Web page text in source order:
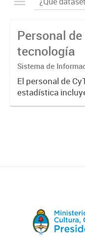
Personal
tecnología
Sistema de
Tecnología
El personal de
estadística
personas